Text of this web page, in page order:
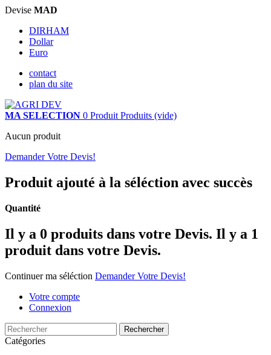
Devise MAD
DIRHAM
Dollar
Euro
contact
plan du site
MA SELECTION 0 Produit Produits (vide)
Aucun produit
Demander Votre Devis!
Produit ajouté à la séléction avec succès
Quantité
Il y a 0 produits dans votre Devis. Il y a 1
produit dans votre Devis.
Continuer ma séléction Demander Votre Devis!
Votre compte
Connexion
Rechercher
Catégories